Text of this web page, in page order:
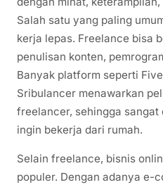
Salah satu yang paling
kerja lepas. Freelance bisa
penulisan konten,
Banyak platform seperti
Sribulancer menawarkan
freelancer, sehingga
ingin bekerja dari rumah.
Selain freelance, bisnis
populer. Dengan adanya e-